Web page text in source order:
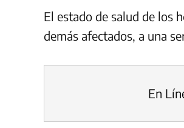
El estado de salud de los
demás afectados, a una
En